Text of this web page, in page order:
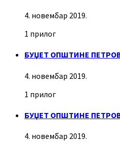
4. новембар 2019.
1 прилог
БУЏЕТ ОПШТИНЕ
4. новембар 2019.
1 прилог
БУЏЕТ ОПШТИНЕ
4. новембар 2019.